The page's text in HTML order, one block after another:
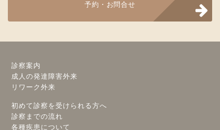
予約・お問合せ
診察案内
成人の発達障害外来
リワーク外来
初めて診察を受けられる方へ
診察までの流れ
各種疾患について